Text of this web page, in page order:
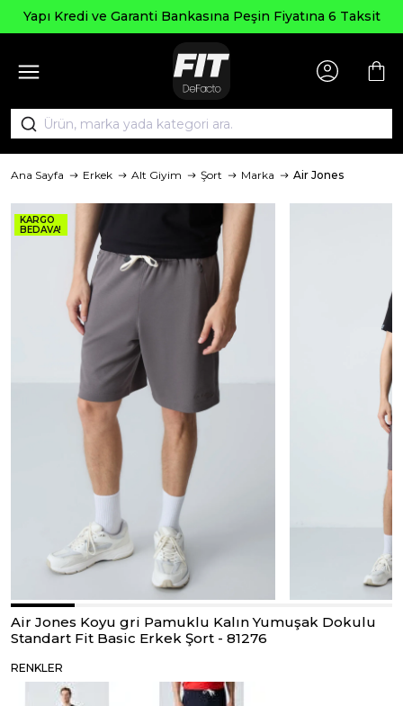
Yapı Kredi ve Garanti Bankasına Peşin Fiyatına 6 Taksit
Ana Sayfa Erkek Alt Giyim Şort Marka Air Jones
KARGO
BEDAVA!
Air Jones Koyu gri Pamuklu Kalın Yumuşak Dokulu
Standart Fit Basic Erkek Şort - 81276
RENKLER